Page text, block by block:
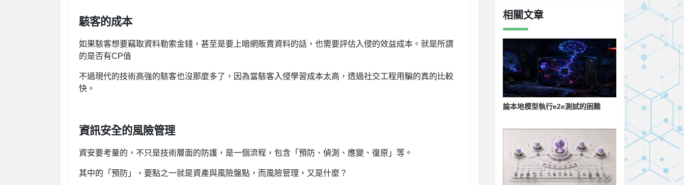
駭客的成本
如果駭客想要竊取資料勒索金錢，甚至是要上暗網販賣資料的話，也需要評估入侵的效益成本。就是所謂
的是否有CP值
不過現代的技術高強的駭客也沒那麼多了，因為當駭客入侵學習成本太高，透過社交工程用騙的真的比較
快。
資訊安全的風險管理
資安要考量的，不只是技術層面的防護，是一個流程，包含「預防、偵測、應變、復原」等。
其中的「預防」，要點之一就是資產與風險盤點，而風險管理，又是什麼？
相關文章
論本地模型執行e2e測試的困難